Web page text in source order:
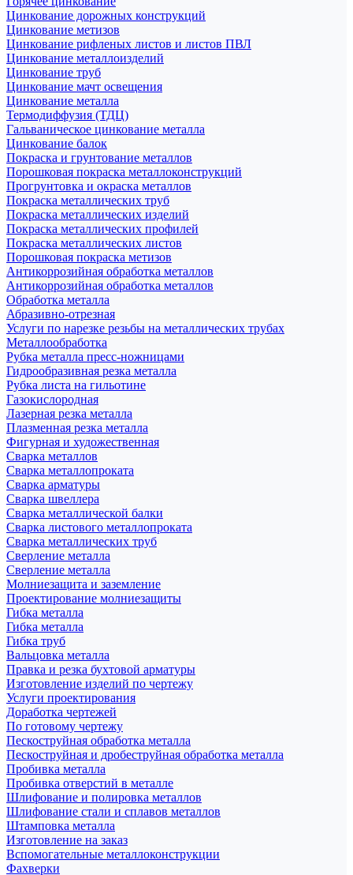
Цинкование дорожных конструкций
Цинкование метизов
Цинкование рифленых листов и листов ПВЛ
Цинкование металлоизделий
Цинкование труб
Цинкование мачт освещения
Цинкование металла
Термодиффузия (ТДЦ)
Гальваническое цинкование металла
Цинкование балок
Покраска и грунтование металлов
Порошковая покраска металлоконструкций
Прогрунтовка и окраска металлов
Покраска металлических труб
Покраска металлических изделий
Покраска металлических профилей
Покраска металлических листов
Порошковая покраска метизов
Антикоррозийная обработка металлов
Антикоррозийная обработка металлов
Обработка металла
Абразивно-отрезная
Услуги по нарезке резьбы на металлических трубах
Металлообработка
Рубка металла пресс-ножницами
Гидрообразивная резка металла
Рубка листа на гильотине
Газокислородная
Лазерная резка металла
Плазменная резка металла
Фигурная и художественная
Сварка металлов
Сварка металлопроката
Сварка арматуры
Сварка швеллера
Сварка металлической балки
Сварка листового металлопроката
Сварка металлических труб
Сверление металла
Сверление металла
Молниезащита и заземление
Проектирование молниезащиты
Гибка металла
Гибка металла
Гибка труб
Вальцовка металла
Правка и резка бухтовой арматуры
Изготовление изделий по чертежу
Услуги проектирования
Доработка чертежей
По готовому чертежу
Пескоструйная обработка металла
Пескоструйная и дробеструйная обработка металла
Пробивка металла
Пробивка отверстий в металле
Шлифование и полировка металлов
Шлифование стали и сплавов металлов
Штамповка металла
Изготовление на заказ
Вспомогательные металлоконструкции
Фахверки